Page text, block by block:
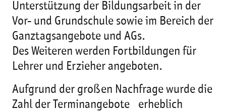
Unterstützung der Bildungsarbeit in der
Vor- und Grundschule sowie im Bereich der
Ganztagsangebote und AGs.
Des Weiteren werden Fortbildungen für
Lehrer und Erzieher angeboten.
Aufgrund der großen Nachfrage wurde die
Zahl der Terminangebote erheblich